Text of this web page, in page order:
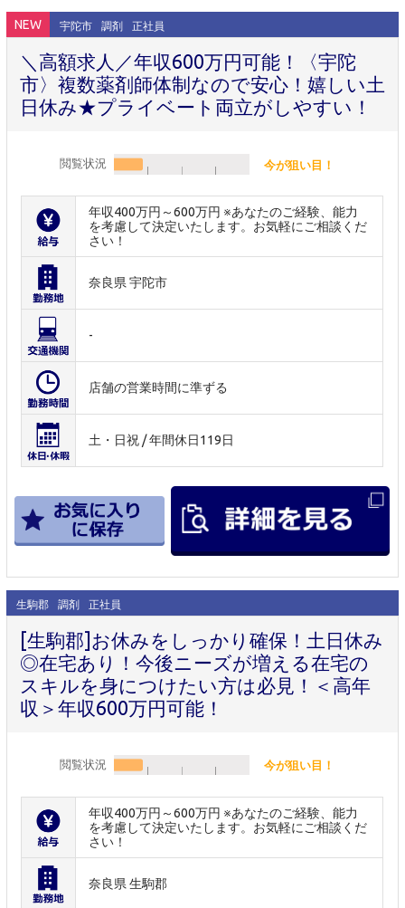
NEW 宇陀市 調剤 正社員
＼高額求人／年収600万円可能！〈宇陀
市〉複数薬剤師体制なので安心！嬉しい土
日休み★プライベート両立がしやすい！
閲覧状況 今が狙い目！
年収400万円～600万円 ※あなたのご経験、能力
を考慮して決定いたします。お気軽にご相談くだ
さい！
奈良県 宇陀市
-
店舗の営業時間に準ずる
土・日祝 / 年間休日119日
生駒郡 調剤 正社員
[生駒郡]お休みをしっかり確保！土日休み
◎在宅あり！今後ニーズが増える在宅の
スキルを身につけたい方は必見！＜高年
収＞年収600万円可能！
閲覧状況 今が狙い目！
年収400万円～600万円 ※あなたのご経験、能力
を考慮して決定いたします。お気軽にご相談くだ
さい！
奈良県 生駒郡